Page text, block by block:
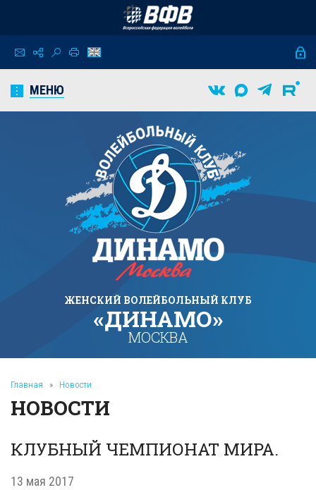
МЕНЮ
ЖЕНСКИЙ ВОЛЕЙБОЛЬНЫЙ КЛУБ
«ДИНАМО»
МОСКВА
Главная » Новости
НОВОСТИ
КЛУБНЫЙ ЧЕМПИОНАТ МИРА.
13 мая 2017